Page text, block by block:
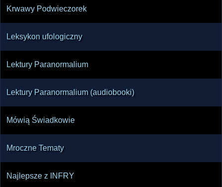
Krwawy Podwieczorek
Leksykon ufologiczny
Lektury Paranormalium
Lektury Paranormalium (audiobooki)
Mówią Świadkowie
Mroczne Tematy
Najlepsze z INFRY